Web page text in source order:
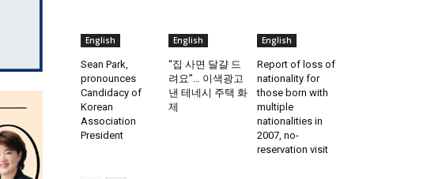
English
Sean Park,
pronounces
Candidacy of
Korean
Association
President
English
“집 사면 달걀 드
려요”… 이색광고
낸 테네시 주택 화
제
English
Report of loss of
nationality for
those born with
multiple
nationalities in
2007, no-
reservation visit